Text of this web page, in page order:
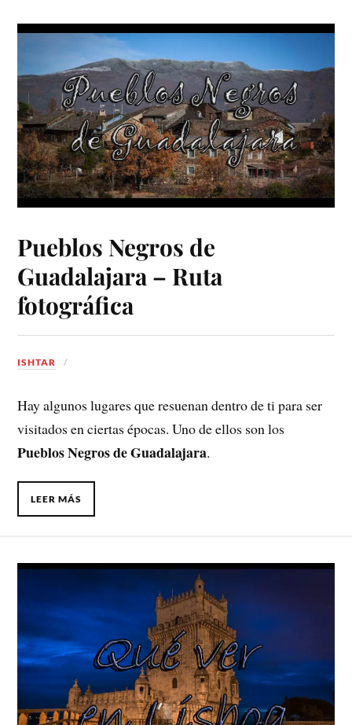
Pueblos Negros de
Guadalajara – Ruta
fotográfica
ISHTAR
Hay algunos lugares que resuenan dentro de ti para ser
visitados en ciertas épocas. Uno de ellos son los
Pueblos Negros de Guadalajara.
LEER MÁS